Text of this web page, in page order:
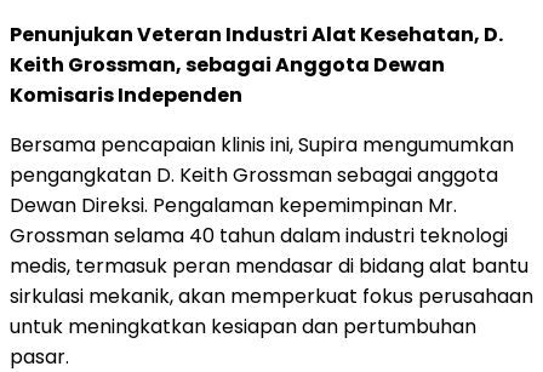
Penunjukan Veteran Industri Alat Kesehatan, D.
Keith Grossman, sebagai Anggota Dewan
Komisaris Independen
Bersama pencapaian klinis ini, Supira mengumumkan
pengangkatan D. Keith Grossman sebagai anggota
Dewan Direksi. Pengalaman kepemimpinan Mr.
Grossman selama 40 tahun dalam industri teknologi
medis, termasuk peran mendasar di bidang alat bantu
sirkulasi mekanik, akan memperkuat fokus perusahaan
untuk meningkatkan kesiapan dan pertumbuhan
pasar.